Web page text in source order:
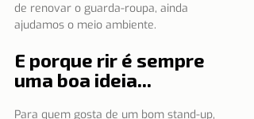
de renovar o guarda-roupa, ainda
ajudamos o meio ambiente.
E porque rir é sempre
uma boa ideia...
Para quem gosta de um bom stand-up,